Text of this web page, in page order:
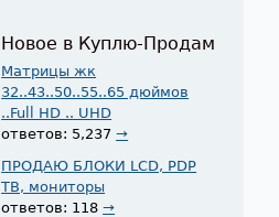
Новое в Куплю-Продам
Матрицы жк
32..43..50..55..65 дюймов
..Full HD .. UHD
ответов: 5,237→
ПРОДАЮ БЛОКИ LCD, PDP
ТВ, мониторы
ответов: 118→